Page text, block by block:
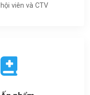
hội viên và CTV